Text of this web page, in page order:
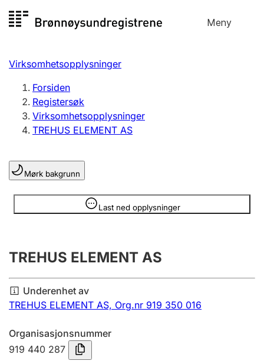
til
Meny
Registersøk
Aksjeselskap
Enkeltpersonforetak
Registrere, endre, slette
Lag og forening
Registrere, endre, slette
Årsregnskap
Innsending og forsinkelsesgebyr
Tinglysing
Virksomhetsopplysninger
Forsiden
Registersøk
Virksomhetsopplysninger
TREHUS ELEMENT AS
Mørk bakgrunn
Last ned opplysninger
Opplysninger er skjult
TREHUS ELEMENT AS
Underenhet av
TREHUS ELEMENT AS, Org.nr 919 350 016
Organisasjonsnummer
919 440 287